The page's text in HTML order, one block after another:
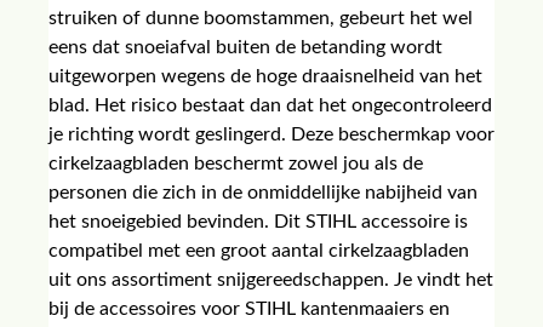
struiken of dunne boomstammen, gebeurt het wel
eens dat snoeiafval buiten de betanding wordt
uitgeworpen wegens de hoge draaisnelheid van het
blad. Het risico bestaat dan dat het ongecontroleerd
je richting wordt geslingerd. Deze beschermkap voor
cirkelzaagbladen beschermt zowel jou als de
personen die zich in de onmiddellijke nabijheid van
het snoeigebied bevinden. Dit STIHL accessoire is
compatibel met een groot aantal cirkelzaagbladen
uit ons assortiment snijgereedschappen. Je vindt het
bij de accessoires voor STIHL kantenmaaiers en